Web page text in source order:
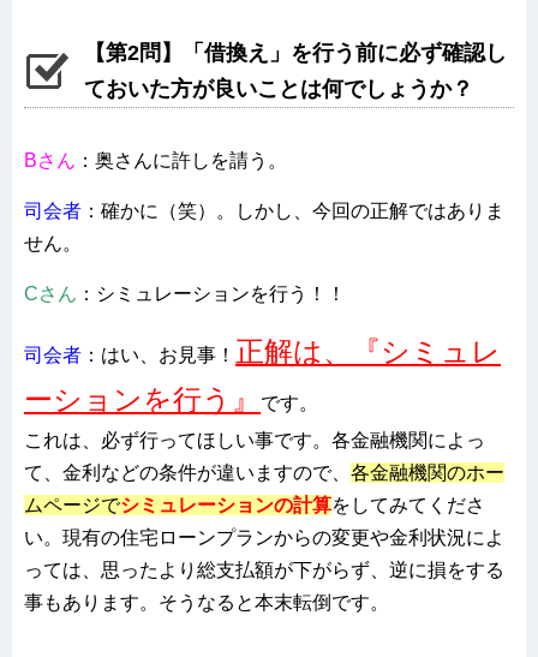
【第2問】「借換え」を行う前に必ず確認し
ておいた方が良いことは何でしょうか？
Bさん ：奥さんに許しを請う。
司会者 ：確かに（笑）。しかし、今回の正解ではありま
せん。
Cさん ：シミュレーションを行う！！
司会者 ：はい、お見事！ 正解は、『シミュレ
ーションを行う』
です。
これは、必ず行ってほしい事です。各金融機関によっ
て、金利などの条件が違いますので、 各金融機関のホー
ムページでシミュレーションの計算をしてみてくださ
い。現有の住宅ローンプランからの変更や金利状況によ
っては、思ったより総支払額が下がらず、逆に損をする
事もあります。そうなると本末転倒です。